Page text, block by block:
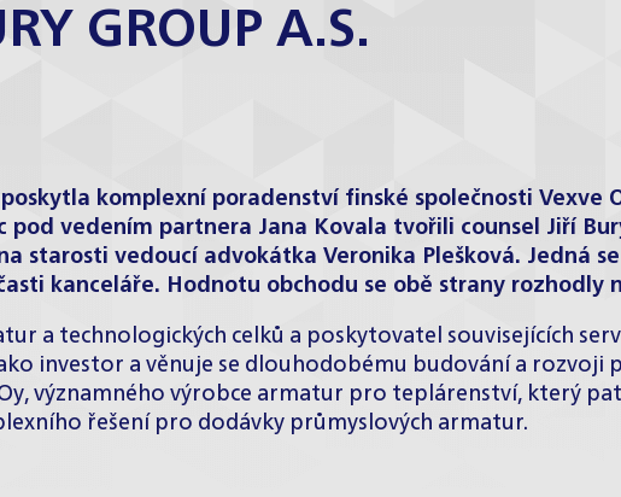
GROUP A.S.
komplexní poradenství finské společnosti Vexve
pod vedením partnera Jana Kovala tvořili counsel Jiří
starosti vedoucí advokátka Veronika Plešková. Jedná
kanceláře. Hodnotu obchodu se obě strany rozhodly
a technologických celků a poskytovatel souvisejících
investor a věnuje se dlouhodobému budování a rozvoji
významného výrobce armatur pro teplárenství, který
řešení pro dodávky průmyslových armatur.